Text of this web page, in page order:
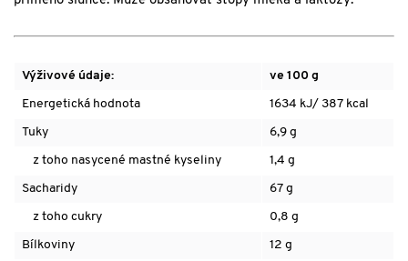
Výživové údaje: ve 100 g
Energetická hodnota 1634 kJ/ 387 kcal
Tuky 6,9 g
z toho nasycené mastné kyseliny 1,4 g
Sacharidy 67 g
z toho cukry 0,8 g
Bílkoviny 12 g